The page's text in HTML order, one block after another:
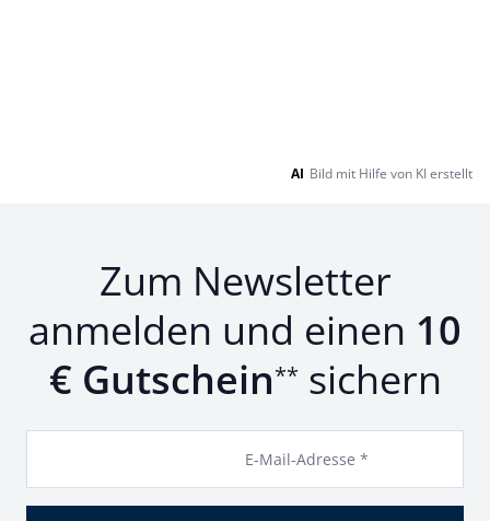
AI Bild mit Hilfe von KI erstellt
Zum Newsletter
anmelden und einen 10
€ Gutschein** sichern
E-Mail-Adresse *